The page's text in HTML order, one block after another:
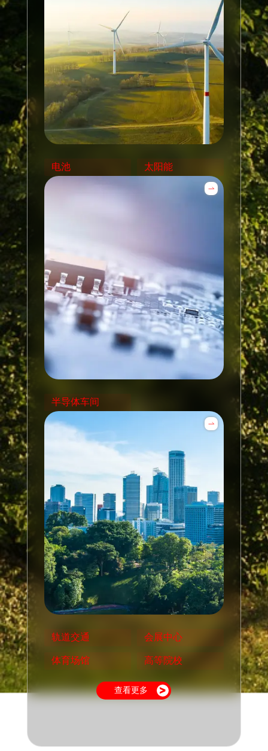
电池 太阳能
半导体车间
轨道交通 会展中心
体育场馆 高等院校
查看更多